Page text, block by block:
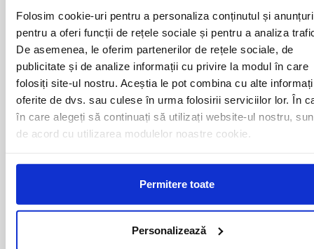
Folosim cookie-uri pentru a personaliza conținutul și
pentru a oferi funcții de rețele sociale și pentru a analiza
De asemenea, le oferim partenerilor de rețele sociale, de
publicitate și de analize informații cu privire la modul în care
folosiți site-ul nostru. Aceștia le pot combina cu alte
oferite de dvs. sau culese în urma folosirii serviciilor lor. În
în care alegeți să continuați să utilizați website-ul nostru,
de acord cu utilizarea modulelor noastre cookie.
Permitere toate
Personalizează
BACAU
BAIA MARE
BAILE HERCULANE
BAILESTI
BALS-IS
BALS-OT
BARLAD
BECHET
BISTRET
BOTOSANI
NUSFALAU
OLTENITA
ONESTI
ORADEA
ORSOVA
PASCANI
PERISOR
PETROSANI
PISCU VECHI
PITESTI
PODARI
POIANA MARE